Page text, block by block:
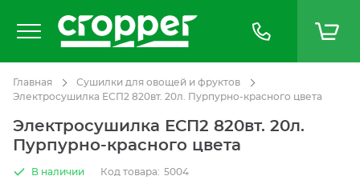
Главная
Сушилки для овощей и фруктов
Электросушилка ЕСП2 820вт. 20л. Пурпурно-красного цвета
Электросушилка ЕСП2 820вт. 20л.
Пурпурно-красного цвета
В наличии Код товара: 5004